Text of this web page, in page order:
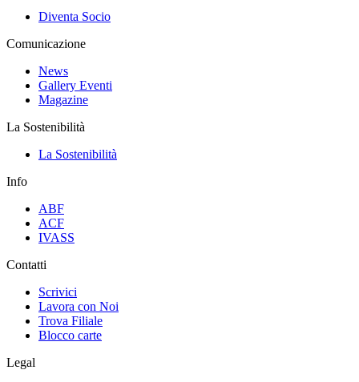
Diventa Socio
Comunicazione
News
Gallery Eventi
Magazine
La Sostenibilità
La Sostenibilità
Info
ABF
ACF
IVASS
Contatti
Scrivici
Lavora con Noi
Trova Filiale
Blocco carte
Legal